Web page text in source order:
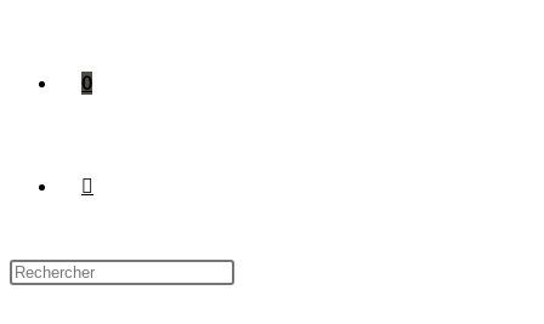
0
TOGGLE
WEBSITE